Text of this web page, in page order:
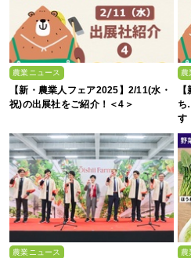
農業ニュース
【新・農業人フェア2025】2/11(水・
祝)の出展社をご紹介！＜4＞
農
ち
す
農業ニュース 農